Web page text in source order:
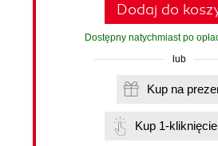
Dodaj do
Dostępny natychmiast po
lub
Kup na
Kup 1-